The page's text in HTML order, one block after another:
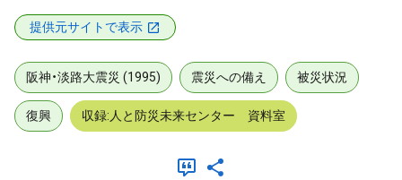
提供元サイトで表示
阪神・淡路大震災 (1995) 震災への備え 被災状況
復興 収録:人と防災未来センター 資料室